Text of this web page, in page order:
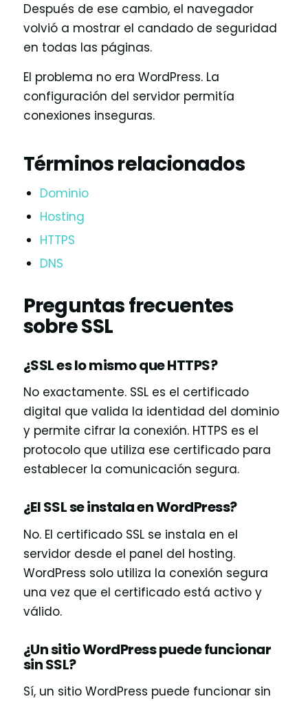
Después de ese cambio, el navegador
volvió a mostrar el candado de seguridad
en todas las páginas.
El problema no era WordPress. La
configuración del servidor permitía
conexiones inseguras.
Términos relacionados
Dominio
Hosting
HTTPS
DNS
Preguntas frecuentes
sobre SSL
¿SSL es lo mismo que HTTPS?
No exactamente. SSL es el certificado
digital que valida la identidad del dominio
y permite cifrar la conexión. HTTPS es el
protocolo que utiliza ese certificado para
establecer la comunicación segura.
¿El SSL se instala en WordPress?
No. El certificado SSL se instala en el
servidor desde el panel del hosting.
WordPress solo utiliza la conexión segura
una vez que el certificado está activo y
válido.
¿Un sitio WordPress puede funcionar
sin SSL?
Sí, un sitio WordPress puede funcionar sin